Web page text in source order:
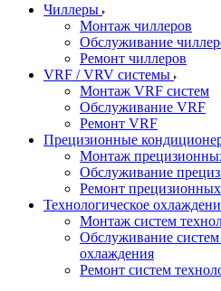
Чиллеры
Монтаж чиллеров
Обслуживание
Ремонт чиллеров
VRF / VRV системы
Монтаж VRF систем
Обслуживание VRF
Ремонт VRF
Прецизионные
Монтаж
Обслуживание
Ремонт
Технологическое
Монтаж систем
Обслуживание систем
охлаждения
Ремонт систем